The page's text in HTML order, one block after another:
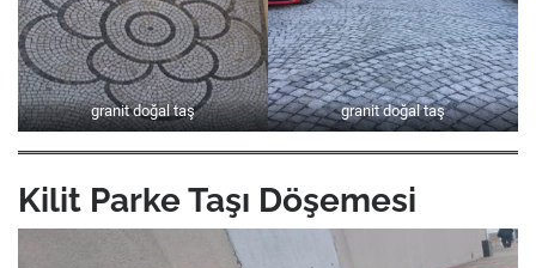
granit doğal taş granit doğal taş
Kilit Parke Taşı Döşemesi